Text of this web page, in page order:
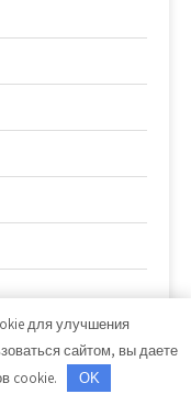
Daewoo,
для улучшения
сайтом, вы даете
cookie.
OK